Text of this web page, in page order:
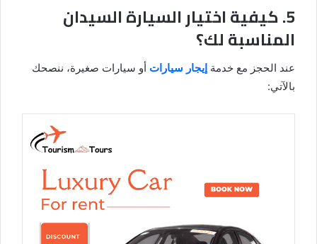
5. كيفية اختيار السيارة السيدان
المناسبة لك؟
عند الحجز مع خدمة إيجار سيارات أو سيارات صغيرة، ننصحك
بالآتي: